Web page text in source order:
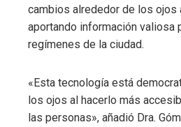
cambios alrededor de los ojos
aportando información valiosa
regímenes de la ciudad.
«Esta tecnología está
los ojos al hacerlo más
las personas», añadió Dra.